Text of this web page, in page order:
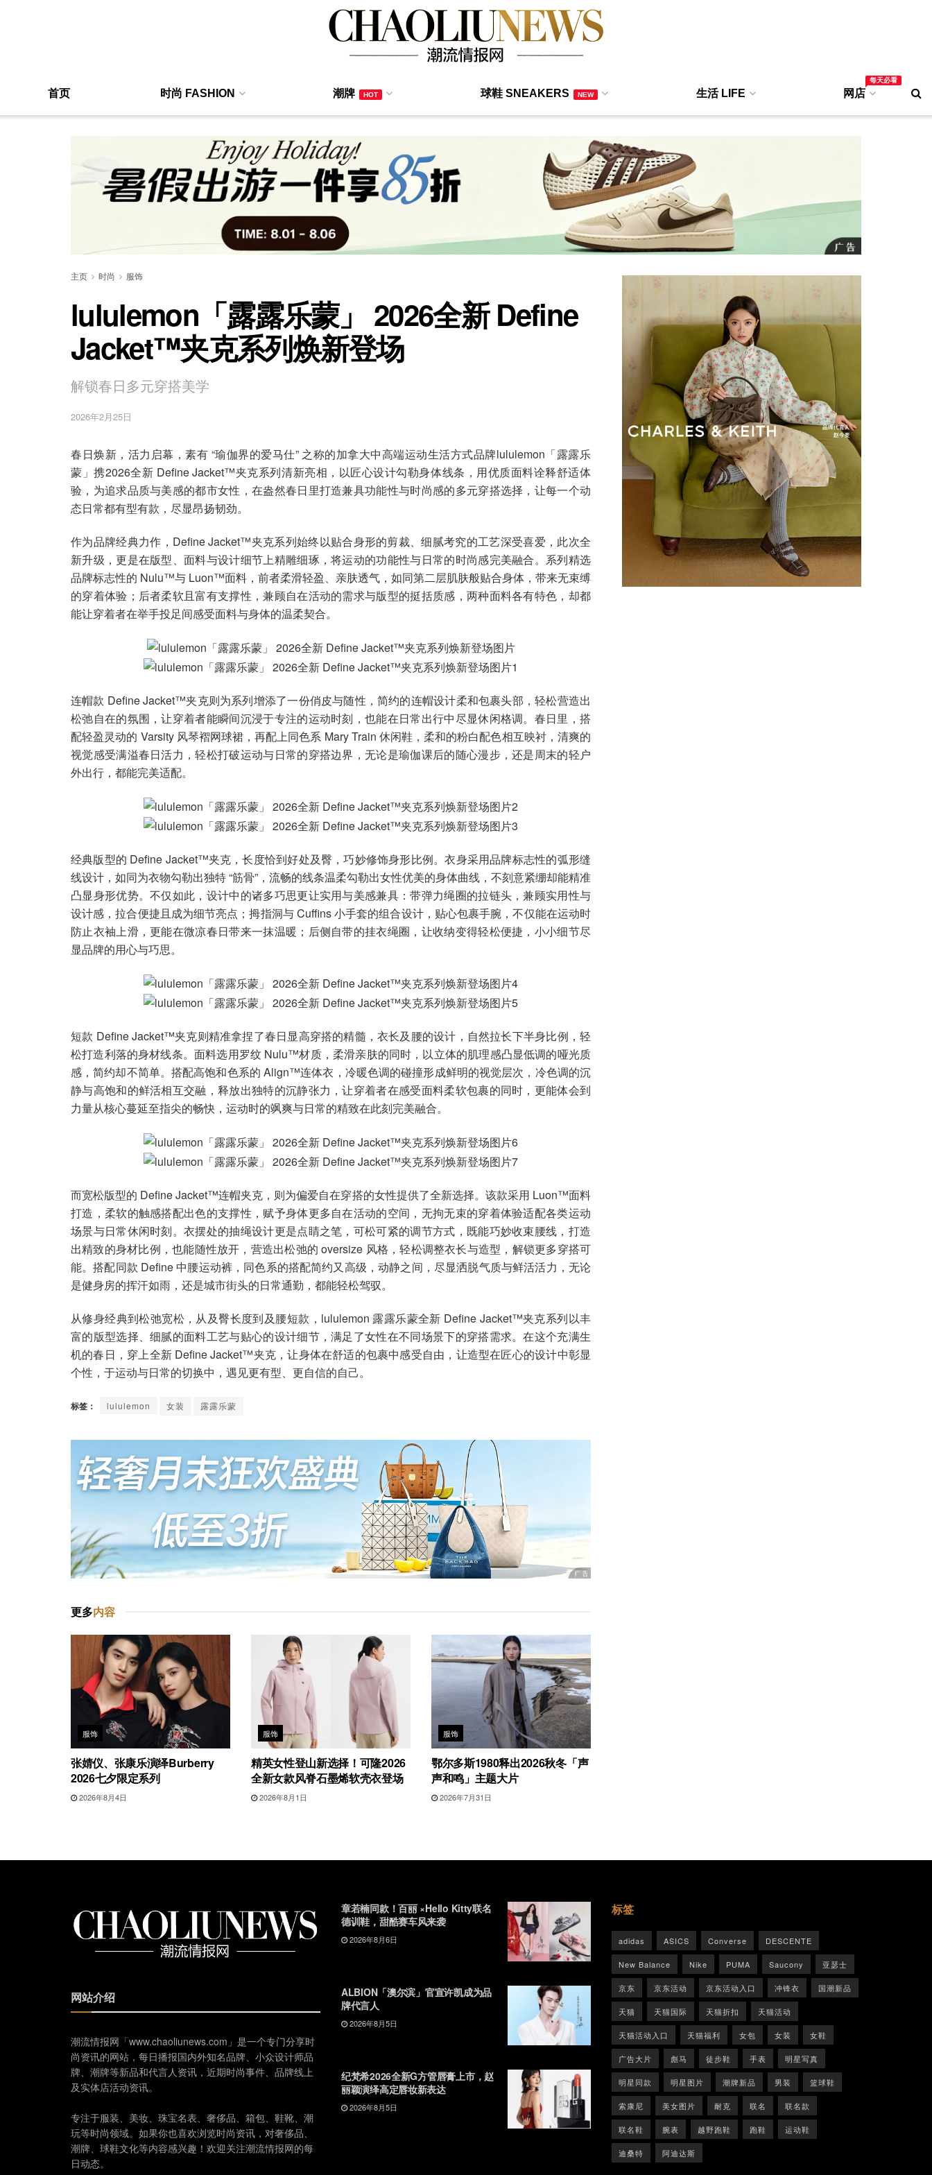
首页 时尚 FASHION 潮牌 HOT 球鞋 SNEAKERS NEW 生活 LIFE 网店
每天必看
主页 时尚 服饰
lululemon「露露乐蒙」 2026全新 Define
Jacket™夹克系列焕新登场
解锁春日多元穿搭美学
2026年2月25日
春日焕新，活力启幕，素有 “瑜伽界的爱马仕” 之称的加拿大中高端运动生活方式品牌lululemon「露露乐
蒙」携2026全新 Define Jacket™夹克系列清新亮相，以匠心设计勾勒身体线条，用优质面料诠释舒适体
验，为追求品质与美感的都市女性，在盎然春日里打造兼具功能性与时尚感的多元穿搭选择，让每一个动
态日常都有型有款，尽显昂扬韧劲。
作为品牌经典力作，Define Jacket™夹克系列始终以贴合身形的剪裁、细腻考究的工艺深受喜爱，此次全
新升级，更是在版型、面料与设计细节上精雕细琢，将运动的功能性与日常的时尚感完美融合。系列精选
品牌标志性的 Nulu™与 Luon™面料，前者柔滑轻盈、亲肤透气，如同第二层肌肤般贴合身体，带来无束缚
的穿着体验；后者柔软且富有支撑性，兼顾自在活动的需求与版型的挺括质感，两种面料各有特色，却都
能让穿着者在举手投足间感受面料与身体的温柔契合。
连帽款 Define Jacket™夹克则为系列增添了一份俏皮与随性，简约的连帽设计柔和包裹头部，轻松营造出
松弛自在的氛围，让穿着者能瞬间沉浸于专注的运动时刻，也能在日常出行中尽显休闲格调。春日里，搭
配轻盈灵动的 Varsity 风琴褶网球裙，再配上同色系 Mary Train 休闲鞋，柔和的粉白配色相互映衬，清爽的
视觉感受满溢春日活力，轻松打破运动与日常的穿搭边界，无论是瑜伽课后的随心漫步，还是周末的轻户
外出行，都能完美适配。
经典版型的 Define Jacket™夹克，长度恰到好处及臀，巧妙修饰身形比例。衣身采用品牌标志性的弧形缝
线设计，如同为衣物勾勒出独特 “筋骨”，流畅的线条温柔勾勒出女性优美的身体曲线，不刻意紧绷却能精准
凸显身形优势。不仅如此，设计中的诸多巧思更让实用与美感兼具：带弹力绳圈的拉链头，兼顾实用性与
设计感，拉合便捷且成为细节亮点；拇指洞与 Cuffins 小手套的组合设计，贴心包裹手腕，不仅能在运动时
防止衣袖上滑，更能在微凉春日带来一抹温暖；后侧自带的挂衣绳圈，让收纳变得轻松便捷，小小细节尽
显品牌的用心与巧思。
短款 Define Jacket™夹克则精准拿捏了春日显高穿搭的精髓，衣长及腰的设计，自然拉长下半身比例，轻
松打造利落的身材线条。面料选用罗纹 Nulu™材质，柔滑亲肤的同时，以立体的肌理感凸显低调的哑光质
感，简约却不简单。搭配高饱和色系的 Align™连体衣，冷暖色调的碰撞形成鲜明的视觉层次，冷色调的沉
静与高饱和的鲜活相互交融，释放出独特的沉静张力，让穿着者在感受面料柔软包裹的同时，更能体会到
力量从核心蔓延至指尖的畅快，运动时的飒爽与日常的精致在此刻完美融合。
而宽松版型的 Define Jacket™连帽夹克，则为偏爱自在穿搭的女性提供了全新选择。该款采用 Luon™面料
打造，柔软的触感搭配出色的支撑性，赋予身体更多自在活动的空间，无拘无束的穿着体验适配各类运动
场景与日常休闲时刻。衣摆处的抽绳设计更是点睛之笔，可松可紧的调节方式，既能巧妙收束腰线，打造
出精致的身材比例，也能随性放开，营造出松弛的 oversize 风格，轻松调整衣长与造型，解锁更多穿搭可
能。搭配同款 Define 中腰运动裤，同色系的搭配简约又高级，动静之间，尽显洒脱气质与鲜活活力，无论
是健身房的挥汗如雨，还是城市街头的日常通勤，都能轻松驾驭。
从修身经典到松弛宽松，从及臀长度到及腰短款，lululemon 露露乐蒙全新 Define Jacket™夹克系列以丰
富的版型选择、细腻的面料工艺与贴心的设计细节，满足了女性在不同场景下的穿搭需求。在这个充满生
机的春日，穿上全新 Define Jacket™夹克，让身体在舒适的包裹中感受自由，让造型在匠心的设计中彰显
个性，于运动与日常的切换中，遇见更有型、更自信的自己。
标签： lululemon 女装 露露乐蒙
更多内容
服饰
张婧仪、张康乐演绎Burberry
2026七夕限定系列
2026年8月4日
服饰
精英女性登山新选择！可隆2026
全新女款风脊石墨烯软壳衣登场
2026年8月1日
服饰
鄂尔多斯1980释出2026秋冬「声
声和鸣」主题大片
2026年7月31日
网站介绍
潮流情报网「www.chaoliunews.com」是一个专门分享时
尚资讯的网站，每日播报国内外知名品牌、小众设计师品
牌、潮牌等新品和代言人资讯，近期时尚事件、品牌线上
及实体店活动资讯。
专注于服装、美妆、珠宝名表、奢侈品、箱包、鞋靴、潮
玩等时尚领域。如果你也喜欢浏览时尚资讯，对奢侈品、
潮牌、球鞋文化等内容感兴趣！欢迎关注潮流情报网的每
日动态。
章若楠同款！百丽 ×Hello Kitty联名
德训鞋，甜酷赛车风来袭
2026年8月6日
ALBION「澳尔滨」官宣许凯成为品
牌代言人
2026年8月5日
纪梵希2026全新G方管唇膏上市，赵
丽颖演绎高定唇妆新表达
2026年8月5日
标签
adidas ASICS Converse DESCENTE
New Balance Nike PUMA Saucony 亚瑟士
京东 京东活动 京东活动入口 冲锋衣 国潮新品
天猫 天猫国际 天猫折扣 天猫活动
天猫活动入口 天猫福利 女包 女装 女鞋
广告大片 彪马 徒步鞋 手表 明星写真
明星同款 明星图片 潮牌新品 男装 篮球鞋
索康尼 美女图片 耐克 联名 联名款
联名鞋 腕表 越野跑鞋 跑鞋 运动鞋
迪桑特 阿迪达斯